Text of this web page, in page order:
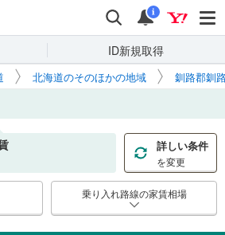
検索 通知
i
ID新規取得
北海道のそのほかの地域 釧路郡釧
詳しい条件
を変更
乗り入れ路線の家賃相場